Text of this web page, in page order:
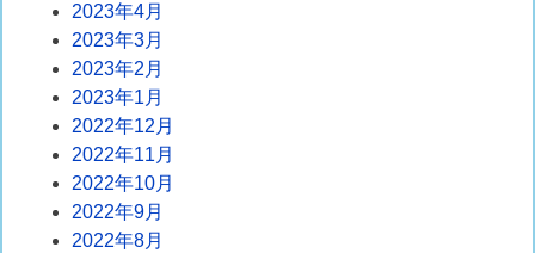
2023年4月
2023年3月
2023年2月
2023年1月
2022年12月
2022年11月
2022年10月
2022年9月
2022年8月